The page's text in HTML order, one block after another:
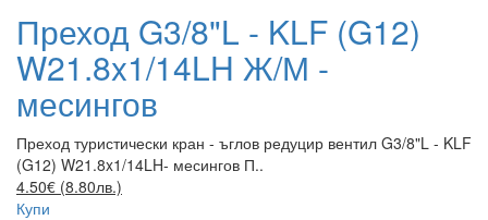
Преход G3/8"L - KLF (G12)
W21.8x1/14LH Ж/М -
месингов
Преход туристически кран - ъглов редуцир вентил G3/8"L - KLF
(G12) W21.8x1/14LH- месингов П..
4.50€ (8.80лв.)
Купи